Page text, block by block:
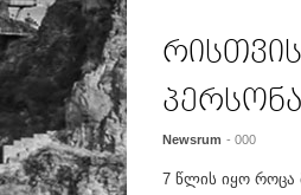
Newsrum - 000
7 წლის იყო როცა